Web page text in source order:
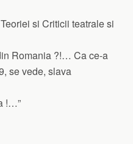
si Criticii teatrale si
Romania ?!… Ca ce-a
se vede, slava
!…”